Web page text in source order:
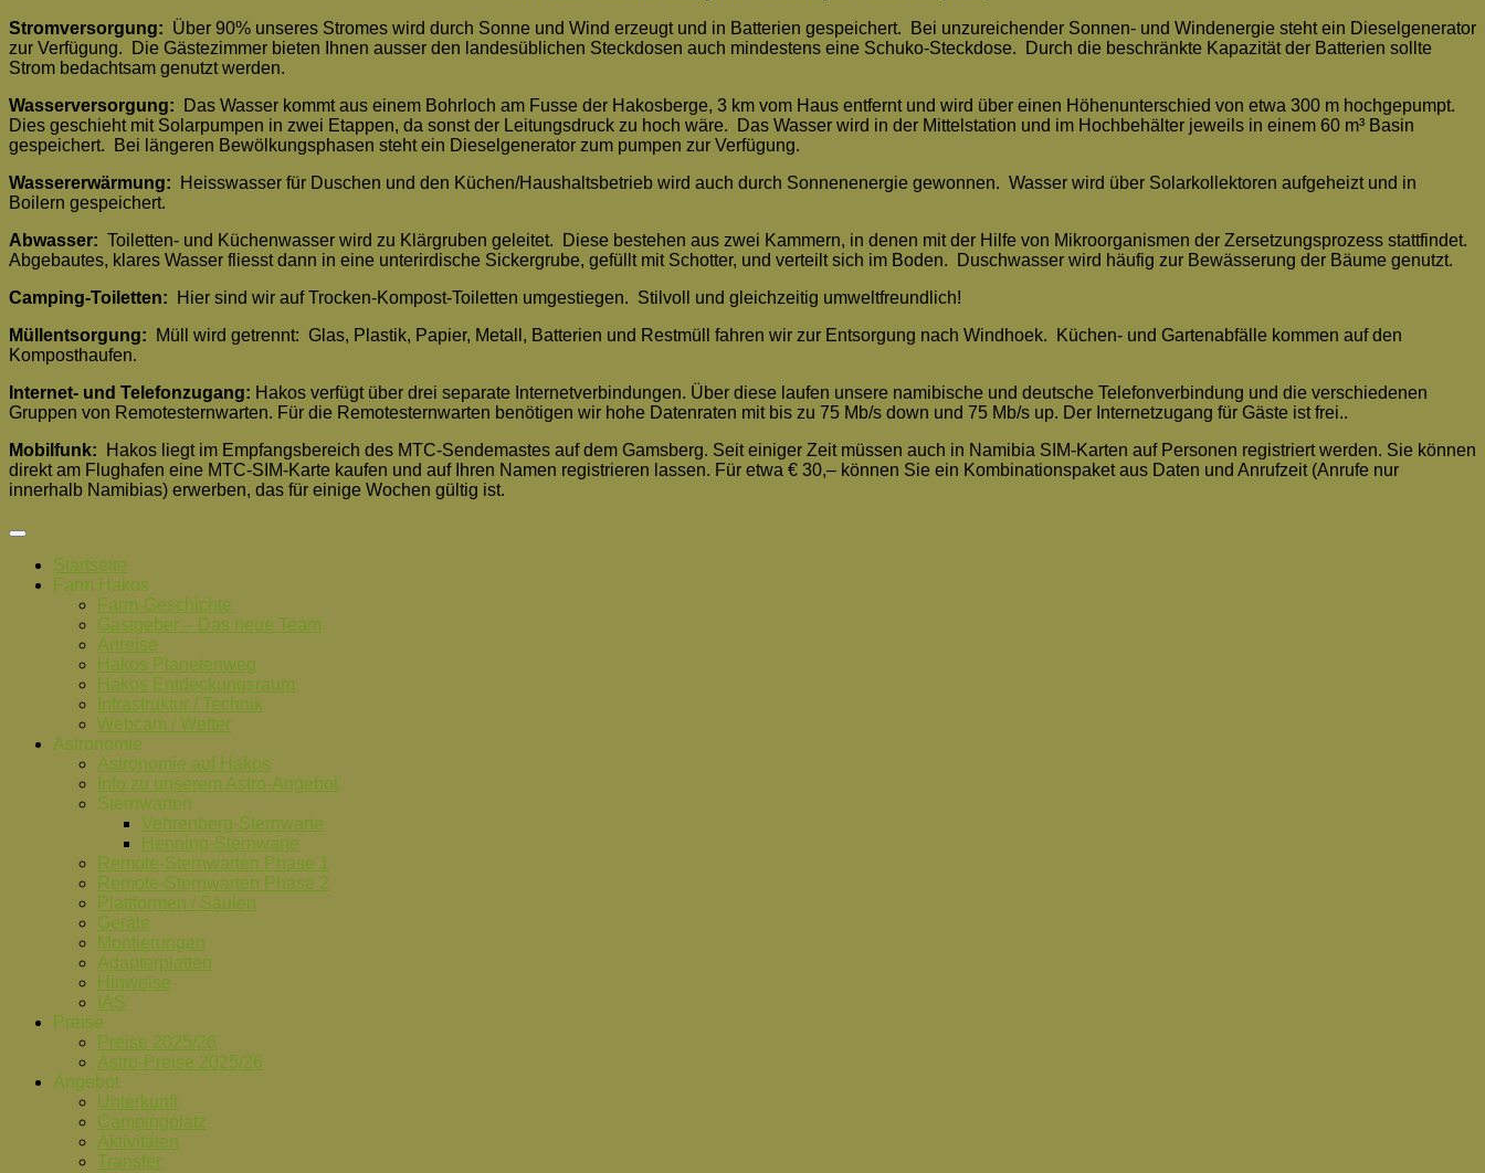
Stromversorgung: Über 90% unseres Stromes wird durch Sonne und Wind erzeugt und in Batterien gespeichert. Bei unzureichender Sonnen- und Windenergie steht ein Dieselgenerator
zur Verfügung. Die Gästezimmer bieten Ihnen ausser den landesüblichen Steckdosen auch mindestens eine Schuko-Steckdose. Durch die beschränkte Kapazität der Batterien sollte
Strom bedachtsam genutzt werden.
Wasserversorgung:
Das Wasser kommt aus einem Bohrloch am Fusse der Hakosberge, 3 km vom Haus entfernt und wird über einen Höhenunterschied von etwa 300 m hochgepumpt.
Dies geschieht mit Solarpumpen in zwei Etappen, da sonst der Leitungsdruck zu hoch wäre. Das Wasser wird in der Mittelstation und im Hochbehälter jeweils in einem 60 m³ Basin
gespeichert. Bei längeren Bewölkungsphasen steht ein Dieselgenerator zum pumpen zur Verfügung.
Wassererwärmung:
Heisswasser für Duschen und den Küchen/Haushaltsbetrieb wird auch durch Sonnenenergie gewonnen. Wasser wird über Solarkollektoren aufgeheizt und in
Boilern gespeichert.
Abwasser: Toiletten- und Küchenwasser wird zu Klärgruben geleitet. Diese bestehen aus zwei Kammern, in denen mit der Hilfe von Mikroorganismen der Zersetzungsprozess stattfindet.
Abgebautes, klares Wasser fliesst dann in eine unterirdische Sickergrube, gefüllt mit Schotter, und verteilt sich im Boden. Duschwasser wird häufig zur Bewässerung der Bäume genutzt.
Camping-Toiletten:
Hier sind wir auf Trocken-Kompost-Toiletten umgestiegen. Stilvoll und gleichzeitig umweltfreundlich!
Müllentsorgung:
Müll wird getrennt: Glas, Plastik, Papier, Metall, Batterien und Restmüll fahren wir zur Entsorgung nach Windhoek. Küchen- und Gartenabfälle kommen auf den
Komposthaufen.
Internet- und Telefonzugang: Hakos verfügt über drei separate Internetverbindungen. Über diese laufen unsere namibische und deutsche Telefonverbindung und die verschiedenen
Gruppen von Remotesternwarten. Für die Remotesternwarten benötigen wir hohe Datenraten mit bis zu 75 Mb/s down und 75 Mb/s up. Der Internetzugang für Gäste ist frei..
Mobilfunk:
Hakos liegt im Empfangsbereich des MTC-Sendemastes auf dem Gamsberg. Seit einiger Zeit müssen auch in Namibia SIM-Karten auf Personen registriert werden. Sie können
direkt am Flughafen eine MTC-SIM-Karte kaufen und auf Ihren Namen registrieren lassen. Für etwa € 30,– können Sie ein Kombinationspaket aus Daten und Anrufzeit (Anrufe nur
innerhalb Namibias) erwerben, das für einige Wochen gültig ist.
Startseite
Farm Hakos
Farm-Geschichte
Gastgeber – Das neue Team
Anreise
Hakos Planetenweg
Hakos Entdeckungsraum
Infrastruktur / Technik
Webcam / Wetter
Astronomie
Astronomie auf Hakos
Info zu unserem Astro-Angebot
Sternwarten
Vehrenberg-Sternwarte
Henning-Sternwarte
Remote-Sternwarten Phase 1
Remote-Sternwarten Phase 2
Plattformen / Säulen
Geräte
Montierungen
Adapterplatten
Hinweise
IAS
Preise
Preise 2025/26
Astro-Preise 2025/26
Angebot
Unterkunft
Campingplatz
Aktivitäten
Transfer